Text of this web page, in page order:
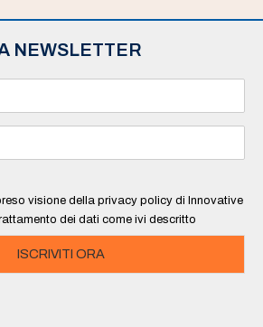
NEWSLETTER
visione della privacy policy di Innovative
dei dati come ivi descritto
ISCRIVITI ORA